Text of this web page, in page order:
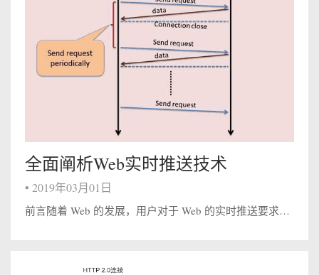
全面阐析Web实时推送技术
• 2019年03月01日
前言随着 Web 的发展，用户对于 Web 的实时推送要求也越来越高 ，比如，工业运行监控、Web 在线通讯、即时报价系统、在线游戏等，都需要将后台发生的变化主动地、实时地传送到浏览器端，而不需要用户手动地刷新页面。本文对过去和现在流...